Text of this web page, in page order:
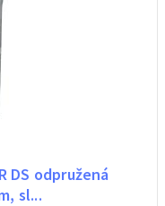
DS odpružená
sl...